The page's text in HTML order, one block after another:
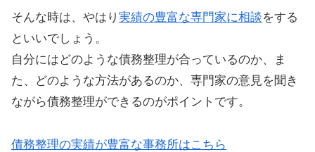
そんな時は、やはり 実績の豊富な専門家に相談をする
といいでしょう。
自分にはどのような債務整理が合っているのか、ま
た、どのような方法があるのか、専門家の意見を聞き
ながら債務整理ができるのがポイントです。
債務整理の実績が豊富な事務所はこちら